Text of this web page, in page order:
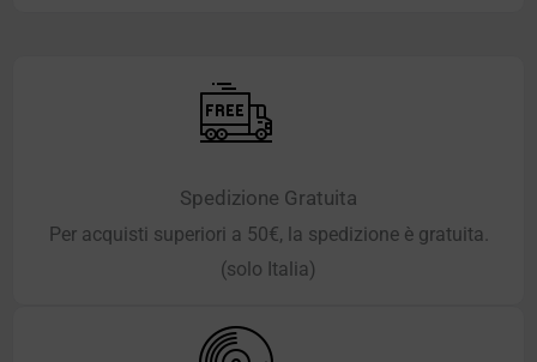
Spedizione Gratuita
Per acquisti superiori a 50€, la spedizione è gratuita.
(solo Italia)